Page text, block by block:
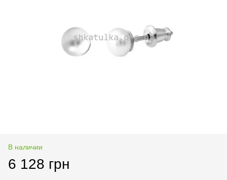
В наличии
6 128 грн